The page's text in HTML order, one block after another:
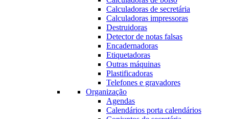
Calculadoras de secretária
Calculadoras impressoras
Destruidoras
Detector de notas falsas
Encadernadoras
Etiquetadoras
Outras máquinas
Plastificadoras
Telefones e gravadores
Organização
Agendas
Calendários porta calendários